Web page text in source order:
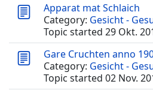
Apparat mat Schlaich
Category: Gesicht -
Topic started 29 Okt.
Gare Cruchten anno
Category: Gesicht -
Topic started 02 Nov.